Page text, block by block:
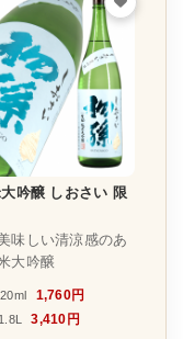
吟醸 しおさい 限
味しい清涼感のあ
大吟醸
1,760円
1.8L 3,410円